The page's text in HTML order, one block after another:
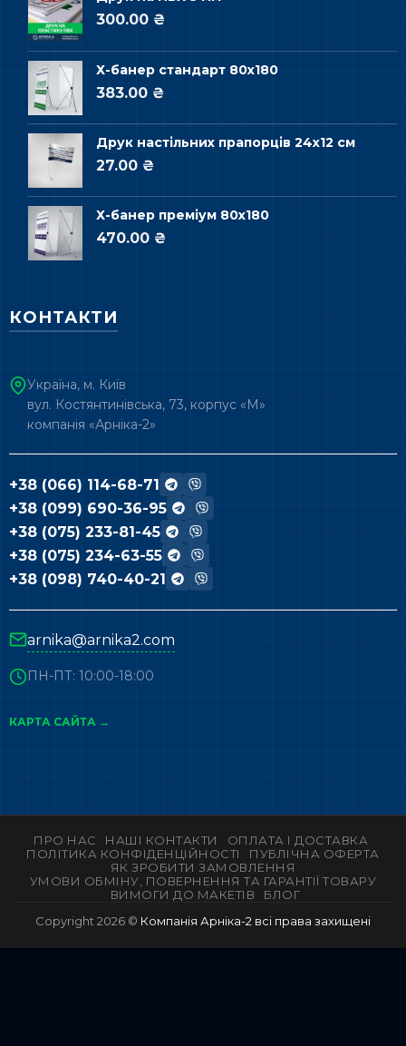
300.00 ₴
Х-банер стандарт 80х180
383.00 ₴
Друк настільних прапорців 24х12 см
27.00 ₴
Х-банер преміум 80х180
470.00 ₴
КОНТАКТИ
Україна, м. Київ
вул. Костянтинівська, 73, корпус «М»
компанія «Арніка-2»
+38 (066) 114-68-71
+38 (099) 690-36-95
+38 (075) 233-81-45
+38 (075) 234-63-55
+38 (098) 740-40-21
arnika@arnika2.com
ПН-ПТ: 10:00-18:00
КАРТА САЙТА →
ПРО НАС НАШІ КОНТАКТИ
ОПЛАТА І ДОСТАВКА
ПОЛІТИКА КОНФІДЕНЦІЙНОСТІ
ПУБЛІЧНА ОФЕРТА
ЯК ЗРОБИТИ ЗАМОВЛЕННЯ
УМОВИ ОБМІНУ, ПОВЕРНЕННЯ ТА ГАРАНТІЇ ТОВАРУ
ВИМОГИ ДО МАКЕТІВ
БЛОГ
Copyright 2026 © Компанія Арніка-2 всі права захищені